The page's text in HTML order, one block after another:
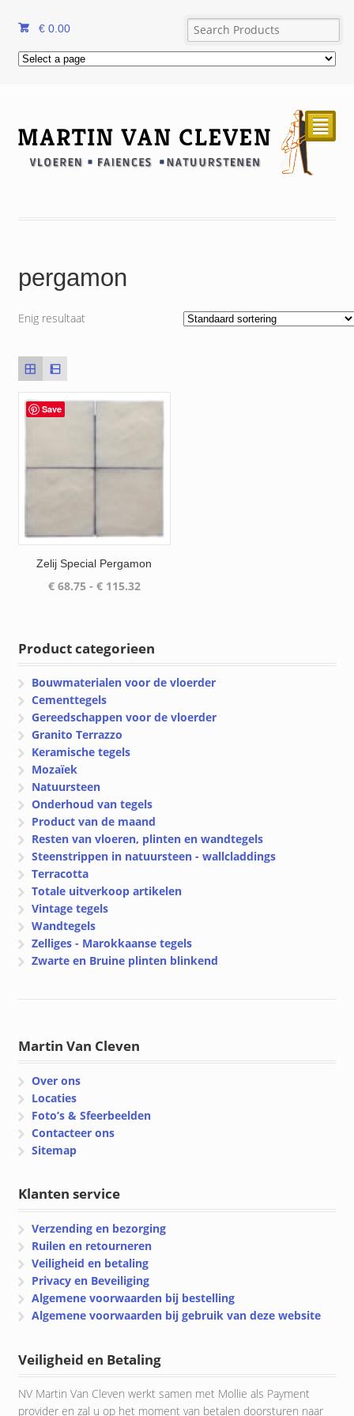
€ 0.00
²
pergamon
Enig resultaat
Save
Zelij Special Pergamon
€68.75 - €115.32Prijsklasse:
Product categorieen
Bouwmaterialen voor de vloerder
Cementtegels
Gereedschappen voor de vloerder
Granito Terrazzo
Keramische tegels
Mozaïek
Natuursteen
Onderhoud van tegels
Product van de maand
Resten van vloeren, plinten en wandtegels
Steenstrippen in natuursteen - wallcladdings
Terracotta
Totale uitverkoop artikelen
Vintage tegels
Wandtegels
Zelliges - Marokkaanse tegels
Zwarte en Bruine plinten blinkend
Martin Van Cleven
Over ons
Locaties
Foto’s & Sfeerbeelden
Contacteer ons
Sitemap
Klanten service
Verzending en bezorging
Ruilen en retourneren
Veiligheid en betaling
Privacy en Beveiliging
Algemene voorwaarden bij bestelling
Algemene voorwaarden bij gebruik van deze website
Veiligheid en Betaling
NV Martin Van Cleven werkt samen met Mollie als Payment
provider en zal u op het moment van betalen doorsturen naar